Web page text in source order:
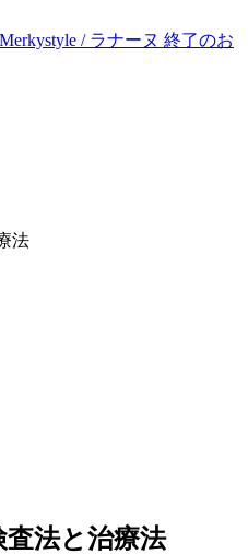
/ ラナーヌ 終了のお
法
法と治療法